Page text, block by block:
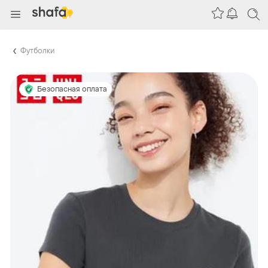
Футболки
Безопасная оплата